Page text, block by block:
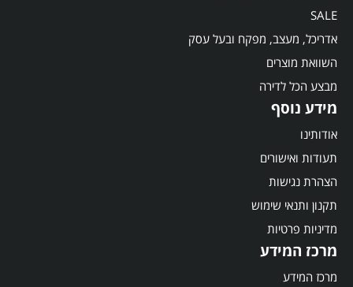
SALE
אדריכל, מעצב, מפקח ובעל עסק
השוואת מוצרים
מבצע הכל לדירה
מידע נוסף
אודותינו
תעודות ואישורים
הצהרת נגישות
תקנון ותנאי שימוש
מדיניות פרטיות
מרכז המידע
מרכז המידע